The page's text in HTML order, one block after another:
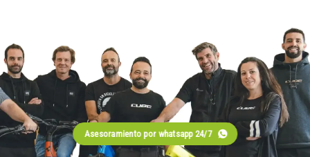
Asesoramiento por whatsapp 24/7